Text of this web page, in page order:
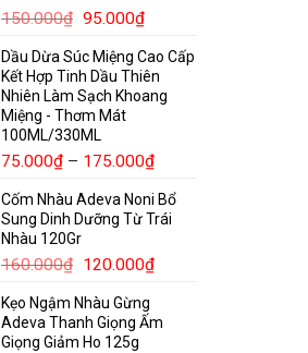
150.000₫ Giá
là:
150.000₫.
95.000₫Giá
tại
là:
95.000₫.
Dầu Dừa Súc Miệng Cao Cấp
Kết Hợp Tinh Dầu Thiên
Nhiên Làm Sạch Khoang
Miệng - Thơm Mát
100ML/330ML
75.000₫ – 175.000₫Khoảng
từ
75.000₫
175.000₫
Cốm Nhàu Adeva Noni Bổ
Sung Dinh Dưỡng Từ Trái
Nhàu 120Gr
160.000₫ Giá
là:
160.000₫.
120.000₫Giá
là:
Kẹo Ngậm Nhàu Gừng
Adeva Thanh Giọng Ấm
Giọng Giảm Ho 125g